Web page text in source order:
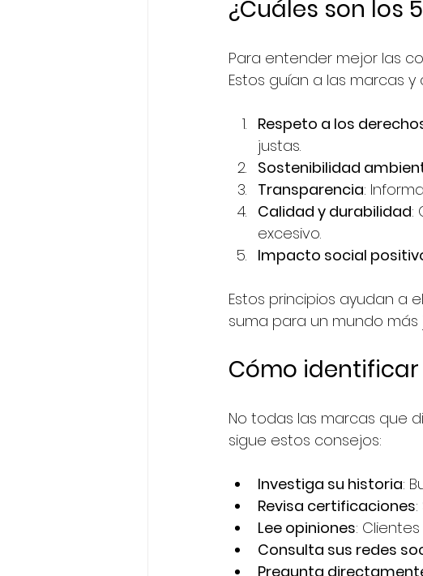
¿Cuáles son los
Para entender mejor las
Estos guían a las marcas
Respeto a los
justas.
Sostenibilidad
Transparencia:
Calidad y durabilidad:
excesivo.
Impacto social
Estos principios ayudan a
suma para un mundo más
Cómo
No todas las marcas que
sigue estos consejos:
Investiga su historia:
Revisa certificaciones
Lee opiniones:
Consulta sus redes
Pregunta